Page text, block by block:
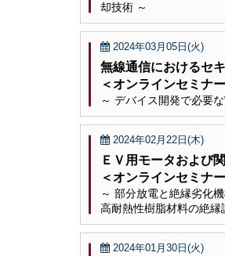
却技術 ～
2024年03月05日(火)
無線通信におけるセ
＜オンラインセミナ
～ デバイス開発で必要
2024年02月22日(木)
ＥＶ用モータおよび
＜オンラインセミナ
～ 部分放電と絶縁劣化
高耐熱性樹脂材料の絶縁
2024年01月30日(火)